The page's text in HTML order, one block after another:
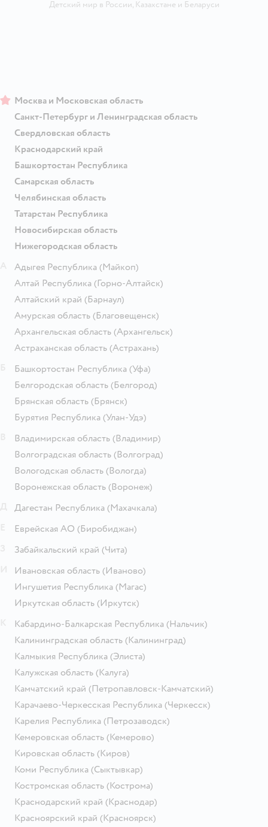
Детский мир в России, Казахстанеи Беларуси
Москва и Московская область
Санкт-Петербург и Ленинградская область
Свердловская область
Краснодарский край
Башкортостан Республика
Самарская область
Челябинская область
Татарстан Республика
Новосибирская область
Нижегородская область
Адыгея Республика (Майкоп)
Алтай Республика (Горно-Алтайск)
Алтайский край (Барнаул)
Амурская область (Благовещенск)
Архангельская область (Архангельск)
Астраханская область (Астрахань)
Башкортостан Республика (Уфа)
Белгородская область (Белгород)
Брянская область (Брянск)
Бурятия Республика (Улан-Удэ)
Владимирская область (Владимир)
Волгоградская область (Волгоград)
Вологодская область (Вологда)
Воронежская область (Воронеж)
Дагестан Республика (Махачкала)
Еврейская АО (Биробиджан)
Забайкальский край (Чита)
Ивановская область (Иваново)
Ингушетия Республика (Магас)
Иркутская область (Иркутск)
Кабардино-Балкарская Республика (Нальчик)
Калининградская область (Калининград)
Калмыкия Республика (Элиста)
Калужская область (Калуга)
Камчатский край (Петропавловск-Камчатский)
Карачаево-Черкесская Республика (Черкесск)
Карелия Республика (Петрозаводск)
Кемеровская область (Кемерово)
Кировская область (Киров)
Коми Республика (Сыктывкар)
Костромская область (Кострома)
Краснодарский край (Краснодар)
Красноярский край (Красноярск)